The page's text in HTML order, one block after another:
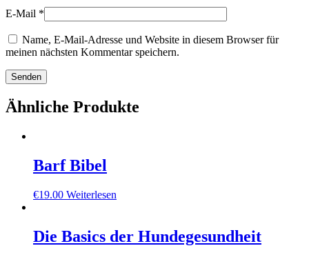
E-Mail *
Name, E-Mail-Adresse und Website in diesem Browser für
meinen nächsten Kommentar speichern.
Ähnliche Produkte
Barf Bibel
€19.00 Weiterlesen
Die Basics der Hundegesundheit